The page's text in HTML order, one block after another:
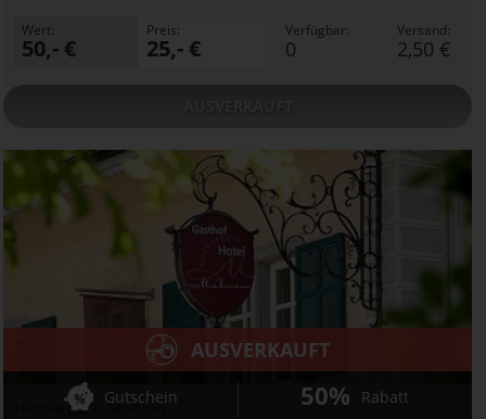
Wert:
50,- €
Preis:
25,- €
Verfügbar:
0
Versand:
2,50 €
Herburger's Mohren
AUSVERKAUFT
Gutschein 50% Rabatt